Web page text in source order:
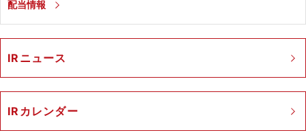
配当情報
IRニュース
IRカレンダー